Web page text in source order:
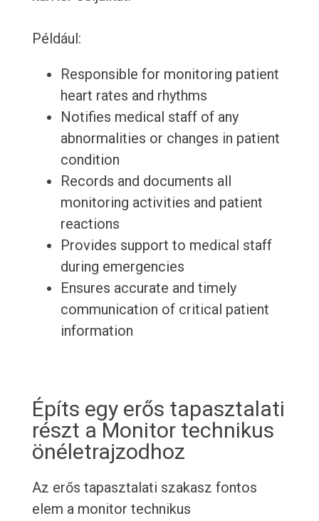
Például:
Responsible for monitoring patient
heart rates and rhythms
Notifies medical staff of any
abnormalities or changes in patient
condition
Records and documents all
monitoring activities and patient
reactions
Provides support to medical staff
during emergencies
Ensures accurate and timely
communication of critical patient
information
Építs egy erős tapasztalati
részt a Monitor technikus
önéletrajzodhoz
Az erős tapasztalati szakasz fontos
elem a monitor technikus